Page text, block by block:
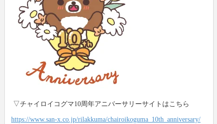
▽チャイロイコグマ10周年アニバーサリーサイトはこちら
https://www.san-x.co.jp/rilakkuma/chairoikoguma_10th_anniversary/